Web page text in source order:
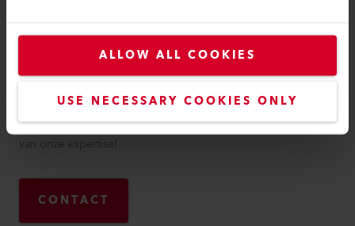
ALLOW ALL COOKIES
USE NECESSARY COOKIES ONLY
Leister International
Ons team bij Leister International staat altijd klaar om je
vragen en zorgen te beantwoorden. Of je nu technisch advies,
productinformatie of ondersteuning bij je project nodig hebt,
wij helpen je graag. Neem contact met ons op en profiteer
van onze expertise!
CONTACT